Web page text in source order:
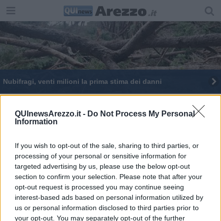
QUInewsArezzo.it - Do Not Process My Personal
Information
If you wish to opt-out of the sale, sharing to third parties, or
processing of your personal or sensitive information for
targeted advertising by us, please use the below opt-out
section to confirm your selection. Please note that after your
opt-out request is processed you may continue seeing
interest-based ads based on personal information utilized by
us or personal information disclosed to third parties prior to
your opt-out. You may separately opt-out of the further
Nubifragi, venti milioni la prima stima dei danni
Un milione e mezzo per la manutenzione stradale
Toscana in marcia nella Staffetta dell'umanità per
la pace
Arresti e denunce per il rave party di Radicofani
Il check up della rete elettrica si fa in volo
Differenziata: continua il trend di crescita